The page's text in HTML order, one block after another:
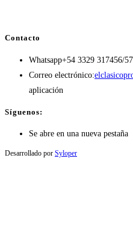
Contacto
Whatsapp+54 3329 317456/
Correo electrónico:
aplicación
Síguenos:
Se abre en una nueva pestaña
Desarrollado por Syloper